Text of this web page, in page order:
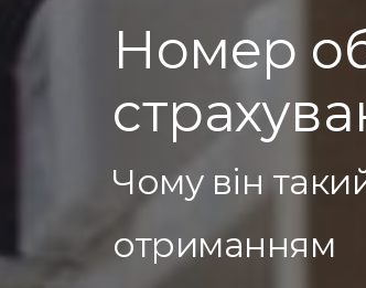
Номер
Чому він
отриманням